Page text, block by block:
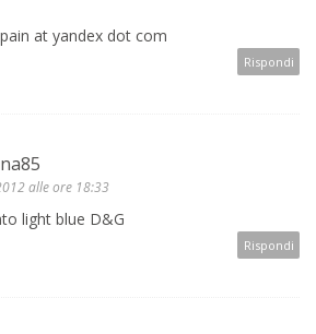
at yandex dot com
Rispondi
alle ore 18:33
light blue D&G
Rispondi